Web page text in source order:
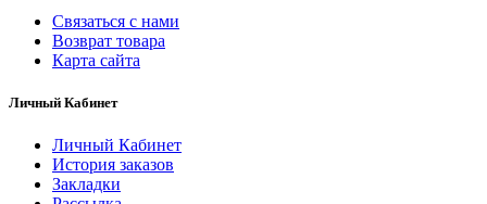
Связаться с нами
Возврат товара
Карта сайта
Личный Кабинет
Личный Кабинет
История заказов
Закладки